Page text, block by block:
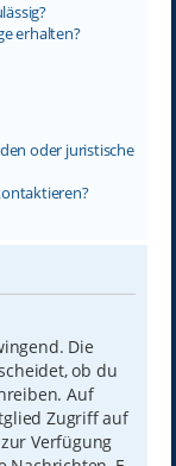
erhalten?
oder juristische
Die
ob du
Auf
Zugriff auf
Verfügung